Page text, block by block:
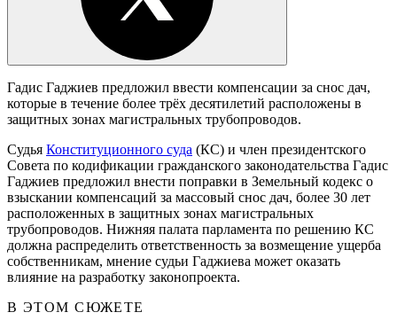
Гадис Гаджиев предложил ввести компенсации за снос дач,
которые в течение более трёх десятилетий расположены в
защитных зонах магистральных трубопроводов.
Судья Конституционного суда (КС) и член президентского
Совета по кодификации гражданского законодательства Гадис
Гаджиев предложил внести поправки в Земельный кодекс о
взыскании компенсаций за массовый снос дач, более 30 лет
расположенных в защитных зонах магистральных
трубопроводов. Нижняя палата парламента по решению КС
должна распределить ответственность за возмещение ущерба
собственникам, мнение судьи Гаджиева может оказать
влияние на разработку законопроекта.
В ЭТОМ СЮЖЕТЕ